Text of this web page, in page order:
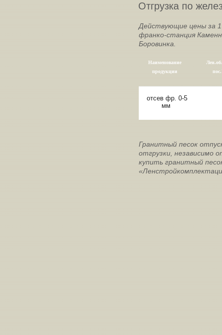
Отгрузка по
Действующие цены за 1
франко-станция
Боровинка.
Наименование
продукции
отсев фр. 0-5
мм
Гранитный песок
отгрузки, независимо
купить гранитный